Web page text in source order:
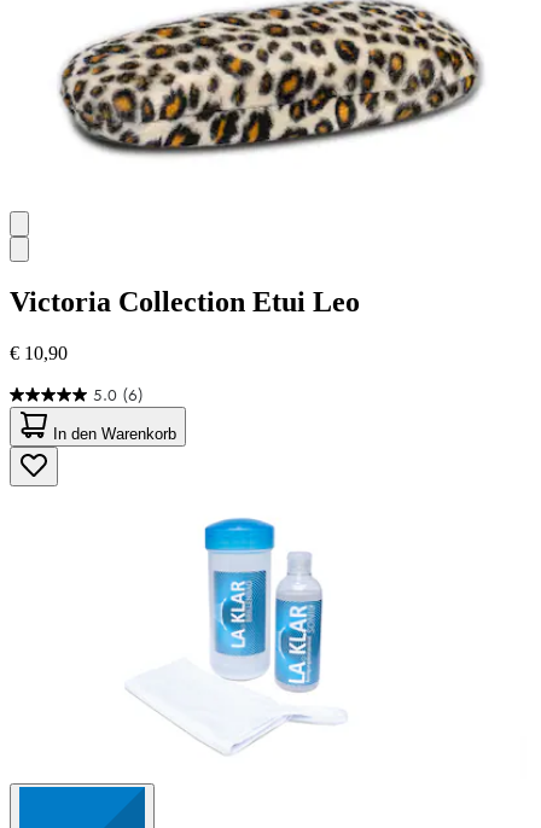
Victoria Collection Etui Leo
€ 10,90
5.0 (6)
5.0
von
5
Sternen.
6
In den Warenkorb